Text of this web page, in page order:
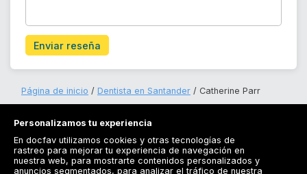
Enviar reseña
Página de inicio Dentista en Santander Catherine Parr
Personalizamos tu experiencia
En docfav utilizamos cookies y otras tecnologías de
rastreo para mejorar tu experiencia de navegación en
nuestra web, para mostrarte contenidos personalizados y
anuncios segmentados, para analizar el tráfico de nuestra